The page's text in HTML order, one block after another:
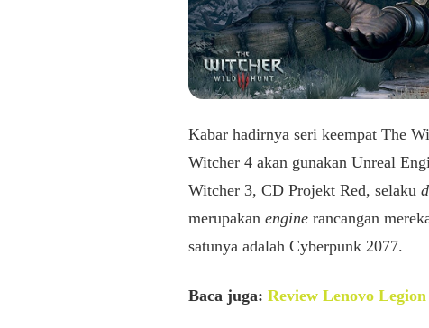
Kabar hadirnya seri keempat The
Witcher 4 akan gunakan Unreal
Witcher 3, CD Projekt Red, selaku
merupakan engine rancangan
satunya adalah Cyberpunk 2077.
Baca juga: Review Lenovo